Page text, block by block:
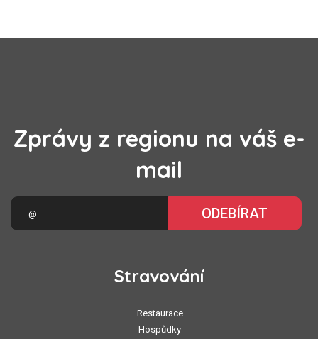
Zprávy z regionu na váš e-
mail
ODEBÍRAT
Stravování
Restaurace
Hospůdky